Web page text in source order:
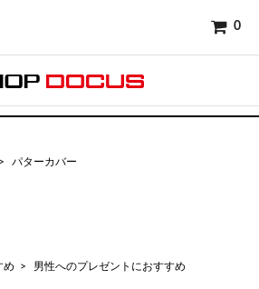
0
>
パターカバー
め > 男性へのプレゼントにおすすめ